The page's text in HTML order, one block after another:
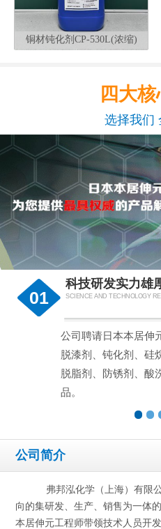
铜材钝化剂CP-530L(浓缩)
四大
选择我们
01
科技研发实力雄
SCIENCE AND TECHNOLOGY
公司聘请日本本居伸
脱漆剂、钝化剂、硅
脱脂剂、防锈剂、酸
品。
公司简介
弗邦泓化学（上海）有限
向的集研发、生产、销售为一体
本居伸元工程师带领技术人员开